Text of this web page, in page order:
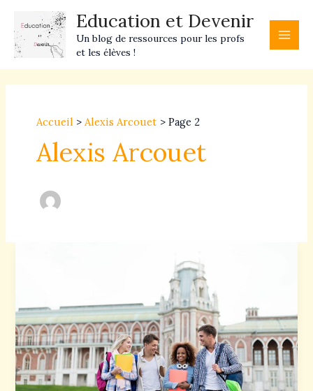
contenu
Education et Devenir
Un blog de ressources pour les profs
et les élèves !
Accueil Alexis Arcouet Page 2
Alexis Arcouet
comment
les
formuler
et
les